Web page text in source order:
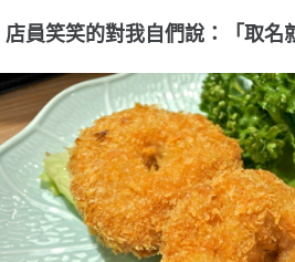
店員笑笑的對我自們說：「取名